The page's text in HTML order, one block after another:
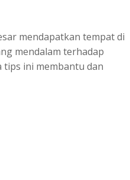
mendapatkan tempat di
mendalam terhadap
tips ini membantu dan